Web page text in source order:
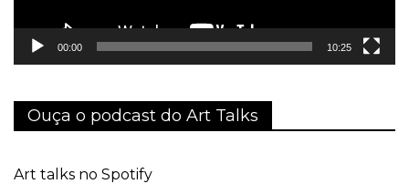
00:00 10:25
Ouça o podcast do Art Talks
Art talks no Spotify